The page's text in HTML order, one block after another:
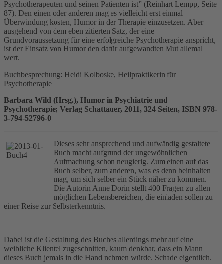
Psychotherapeuten und seinen Patienten ist” (Reinhart Lempp, Seite
87). Den einen oder anderen mag es vielleicht erst einmal
Überwindung kosten, Humor in der Therapie einzusetzen. Aber
ausgehend von dem eben zitierten Satz, der eine
Grundvoraussetzung für eine erfolgreiche Psychotherapie anspricht,
ist der Einsatz von Humor den dafür aufgewandten Mut allemal
wert.
Buchbesprechung: Heidi Kolboske, Heilpraktikerin für
Psychotherapie
Barbara Wild (Hrsg.), Humor in Psychiatrie und
Psychotherapie; Verlag Schattauer, 2011, 324 Seiten, ISBN 978-
3-794-52796-0
Dieses sehr ansprechend und aufwändig gestaltete
Buch macht aufgrund der ungewöhnlichen
Aufmachung schon neugierig. Zum einen auf das
Buch selber, zum anderen, was es denn beinhalten
mag, um sich selber ein Stück näher zu kommen.
Die Autorin Anne Dorin stellt 400 Fragen zu allen
möglichen Lebensbereichen, die einladen sollen zu
einer Reise zur Selbsterkenntnis.
Dabei ist die Gestaltung des Buches allerdings mehr auf eine
weibliche Klientel zugeschnitten, kaum denkbar, dass ein Mann
dieses Buch jemals in die Hand nehmen würde. Schade eigentlich.